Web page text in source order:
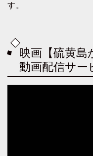
す。
映画【硫黄島
動画配信サー